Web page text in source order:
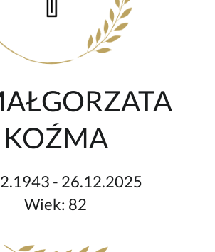
KOŹMA
- 26.12.2025
Wiek: 82